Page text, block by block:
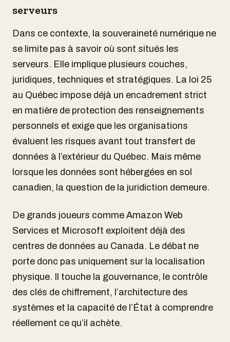
serveurs
Dans ce contexte, la souveraineté numérique ne
se limite pas à savoir où sont situés les
serveurs. Elle implique plusieurs couches,
juridiques, techniques et stratégiques. La loi 25
au Québec impose déjà un encadrement strict
en matière de protection des renseignements
personnels et exige que les organisations
évaluent les risques avant tout transfert de
données à l’extérieur du Québec. Mais même
lorsque les données sont hébergées en sol
canadien, la question de la juridiction demeure.
De grands joueurs comme Amazon Web
Services et Microsoft exploitent déjà des
centres de données au Canada. Le débat ne
porte donc pas uniquement sur la localisation
physique. Il touche la gouvernance, le contrôle
des clés de chiffrement, l’architecture des
systèmes et la capacité de l’État à comprendre
réellement ce qu’il achète.